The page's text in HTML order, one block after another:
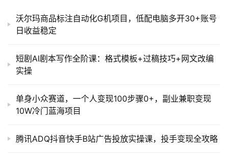
沃尔玛商品标注自动化G机项目，低配电脑多开30+账号
日收益稳定
短剧AI剧本写作全阶课：格式模板+过稿技巧+网文改编
实操
单身小众赛道，一个人变现100步骤0+，副业兼职变现
10W冷门蓝海项目
腾讯ADQ抖音快手B站广告投放实操课，投手变现全攻略